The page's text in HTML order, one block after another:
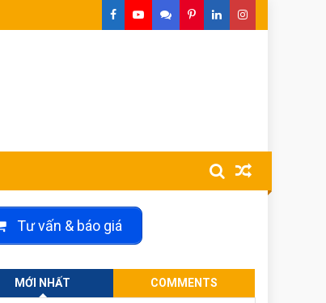
Tư vấn & báo giá
MỚI NHẤT COMMENTS